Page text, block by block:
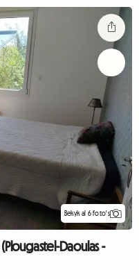
Bekyk al 6 foto's
Daoulas -